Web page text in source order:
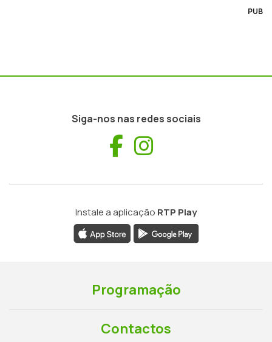
PUB
Siga-nos nas redes sociais
Facebook
Instale a aplicação RTP Play
Programação
Contactos